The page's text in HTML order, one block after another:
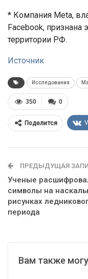
* Компания Meta,
Facebook, признана
территории РФ.
Источник
Исследования
0
350
Поделится
ПРЕДЫДУЩАЯ
Ученые
символы на
рисунках
периода
Вам также